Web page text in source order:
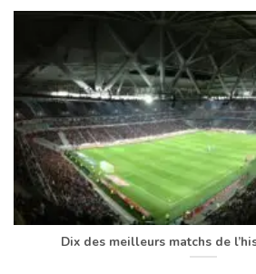
Dix des meilleurs matchs de